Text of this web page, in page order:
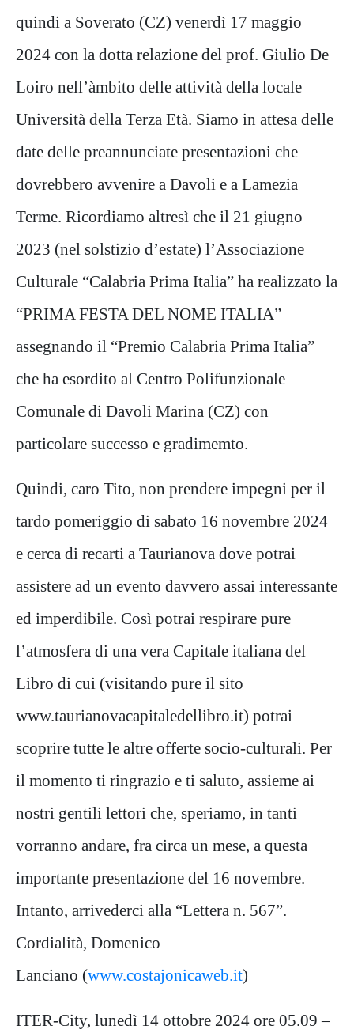
quindi a Soverato (CZ) venerdì 17 maggio
2024 con la dotta relazione del prof. Giulio De
Loiro nell’àmbito delle attività della locale
Università della Terza Età. Siamo in attesa delle
date delle preannunciate presentazioni che
dovrebbero avvenire a Davoli e a Lamezia
Terme. Ricordiamo altresì che il 21 giugno
2023 (nel solstizio d’estate) l’Associazione
Culturale “Calabria Prima Italia” ha realizzato la
“PRIMA FESTA DEL NOME ITALIA”
assegnando il “Premio Calabria Prima Italia”
che ha esordito al Centro Polifunzionale
Comunale di Davoli Marina (CZ) con
particolare successo e gradimemto.
Quindi, caro Tito, non prendere impegni per il
tardo pomeriggio di sabato 16 novembre 2024
e cerca di recarti a Taurianova dove potrai
assistere ad un evento davvero assai interessante
ed imperdibile. Così potrai respirare pure
l’atmosfera di una vera Capitale italiana del
Libro di cui (visitando pure il sito
www.taurianovacapitaledellibro.it) potrai
scoprire tutte le altre offerte socio-culturali. Per
il momento ti ringrazio e ti saluto, assieme ai
nostri gentili lettori che, speriamo, in tanti
vorranno andare, fra circa un mese, a questa
importante presentazione del 16 novembre.
Intanto, arrivederci alla “Lettera n. 567”.
Cordialità, Domenico
Lanciano (www.costajonicaweb.it)
ITER-City, lunedì 14 ottobre 2024 ore 05.09 –